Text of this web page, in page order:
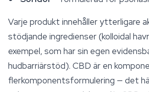
Varje produkt innehåller ytterligare
stödjande ingredienser (kolloidal
exempel, som har sin egen
hudbarriärstöd). CBD är en
flerkomponentsformulering — det